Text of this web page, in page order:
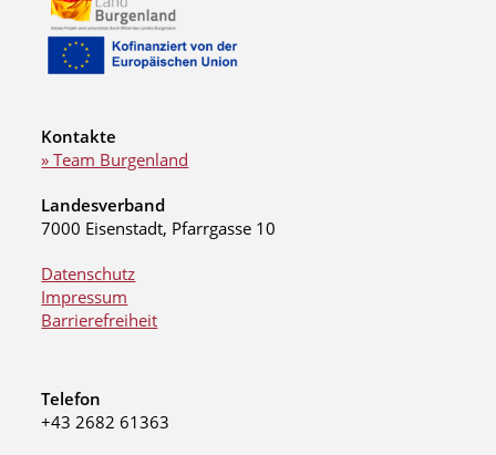
Kontakte
» Team Burgenland
Landesverband
7000 Eisenstadt, Pfarrgasse 10
Datenschutz
Impressum
Barrierefreiheit
Telefon
+43 2682 61363